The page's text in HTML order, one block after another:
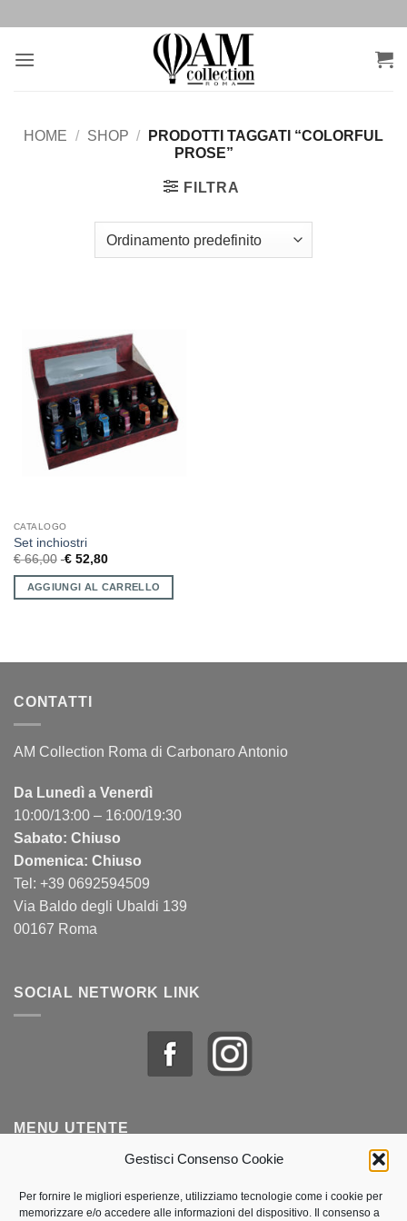
Gestisci Consenso Cookie
Per fornire le migliori esperienze, utilizziamo tecnologie come i cookie per
memorizzare e/o accedere alle informazioni del dispositivo. Il consenso a
contenuti
HOME / SHOP /
PRODOTTI TAGGATI “COLORFUL
PROSE”
FILTRA
CATALOGO
Set inchiostri
€66,00 €52,80
AGGIUNGI AL CARRELLO
CONTATTI
AM Collection Roma di Carbonaro Antonio
Da Lunedì a Venerdì
10:00/13:00 – 16:00/19:30
Sabato: Chiuso
Domenica: Chiuso
Tel: +39 0692594509
Via Baldo degli Ubaldi 139
00167 Roma
SOCIAL NETWORK LINK
MENU UTENTE
Lista dei desideri